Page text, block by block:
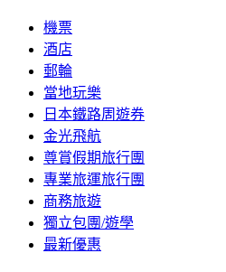
機票
酒店
郵輪
當地玩樂
日本鐵路周遊券
金光飛航
尊賞假期旅行團
專業旅運旅行團
商務旅遊
獨立包團/遊學
最新優惠